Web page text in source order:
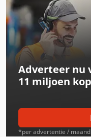
International 433
International 453
International 533
International 553
International 554
International 644
International 654
Adverteer nu
11 miljoen
*per advertentie / maand